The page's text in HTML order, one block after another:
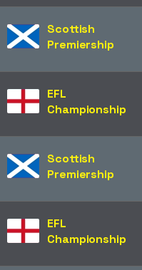
Scottish
Premiership
EFL
Championship
Scottish
Premiership
EFL
Championship